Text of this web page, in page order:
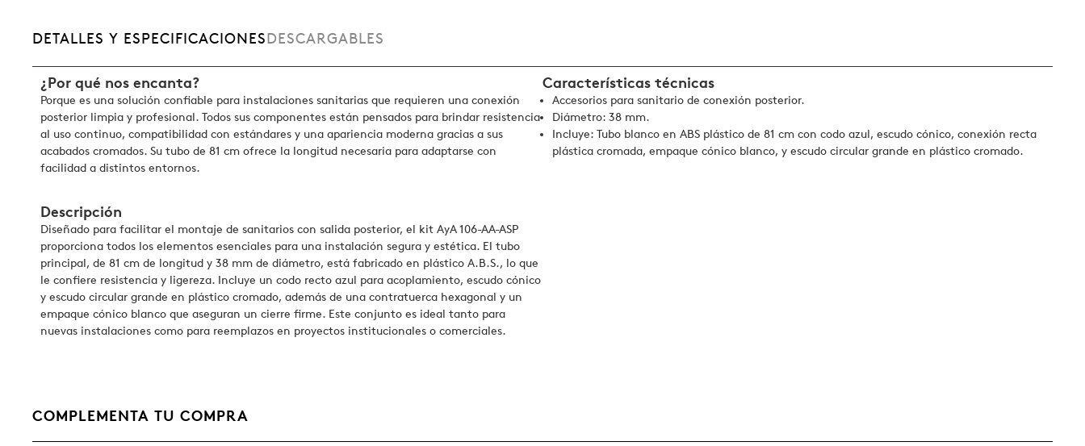
DETALLES Y ESPECIFICACIONESDESCARGABLES
¿Por qué nos encanta?
Porque es una solución confiable para instalaciones sanitarias que requieren una conexión
posterior limpia y profesional. Todos sus componentes están pensados para brindar resistencia
al uso continuo, compatibilidad con estándares y una apariencia moderna gracias a sus
acabados cromados. Su tubo de 81 cm ofrece la longitud necesaria para adaptarse con
facilidad a distintos entornos.
Descripción
Diseñado para facilitar el montaje de sanitarios con salida posterior, el kit AyA 106-AA-ASP
proporciona todos los elementos esenciales para una instalación segura y estética. El tubo
principal, de 81 cm de longitud y 38 mm de diámetro, está fabricado en plástico A.B.S., lo que
le confiere resistencia y ligereza. Incluye un codo recto azul para acoplamiento, escudo cónico
y escudo circular grande en plástico cromado, además de una contratuerca hexagonal y un
empaque cónico blanco que aseguran un cierre firme. Este conjunto es ideal tanto para
nuevas instalaciones como para reemplazos en proyectos institucionales o comerciales.
Características técnicas
Accesorios para sanitario de conexión posterior.
Diámetro: 38 mm.
Incluye: Tubo blanco en ABS plástico de 81 cm con codo azul, escudo cónico, conexión recta
plástica cromada, empaque cónico blanco, y escudo circular grande en plástico cromado.
COMPLEMENTA TU COMPRA